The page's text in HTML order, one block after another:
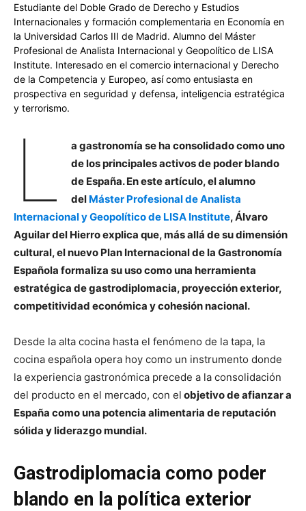
Estudiante del Doble Grado de Derecho y Estudios
Internacionales y formación complementaria en Economía en
la Universidad Carlos III de Madrid. Alumno del Máster
Profesional de Analista Internacional y Geopolítico de LISA
Institute. Interesado en el comercio internacional y Derecho
de la Competencia y Europeo, así como entusiasta en
prospectiva en seguridad y defensa, inteligencia estratégica
y terrorismo.
L
a gastronomía se ha consolidado como uno
de los principales activos de poder blando
de España. En este artículo, el alumno
del Máster Profesional de Analista
Internacional y Geopolítico de LISA Institute, Álvaro
Aguilar del Hierro explica que, más allá de su dimensión
cultural, el nuevo Plan Internacional de la Gastronomía
Española formaliza su uso como una herramienta
estratégica de gastrodiplomacia, proyección exterior,
competitividad económica y cohesión nacional.
Desde la alta cocina hasta el fenómeno de la tapa, la
cocina española opera hoy como un instrumento donde
la experiencia gastronómica precede a la consolidación
del producto en el mercado, con el objetivo de afianzar a
España como una potencia alimentaria de reputación
sólida y liderazgo mundial.
Gastrodiplomacia como poder
blando en la política exterior